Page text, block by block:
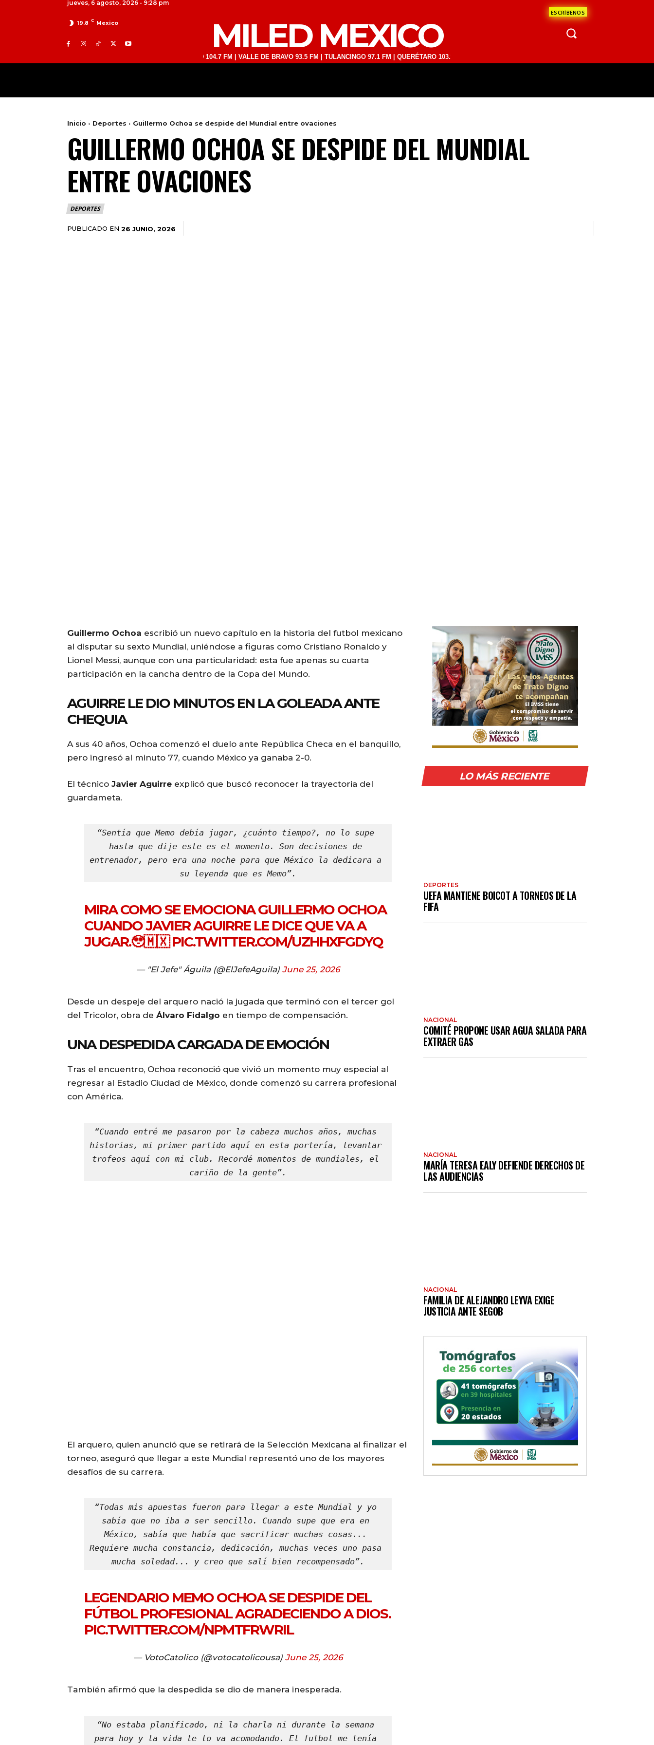
jueves, 6 agosto, 2026 - 9:28 pm
ESCRÍBENOS
19.8 C Mexico MILED MEXICO
TOLUCA 98.9 FM | ATLACOMULCO 104.7 FM | VALLE DE BRAVO 93.5 FM | TULANCINGO 97.1 FM | QUERÉTARO 103.1 FM | SAN JUAN DEL RÍO 93.1 FM | GUADALAJARA 1510 AM | LA PAZ
Inicio Deportes Guillermo Ochoa se despide del Mundial entre ovaciones
GUILLERMO OCHOA SE DESPIDE DEL MUNDIAL
ENTRE OVACIONES
DEPORTES
PUBLICADO EN 26 JUNIO, 2026
Guillermo Ochoa escribió un nuevo capítulo en la historia del futbol mexicano
al disputar su sexto Mundial, uniéndose a figuras como Cristiano Ronaldo y
Lionel Messi, aunque con una particularidad: esta fue apenas su cuarta
participación en la cancha dentro de la Copa del Mundo.
AGUIRRE LE DIO MINUTOS EN LA GOLEADA ANTE
CHEQUIA
A sus 40 años, Ochoa comenzó el duelo ante República Checa en el banquillo,
pero ingresó al minuto 77, cuando México ya ganaba 2-0.
El técnico Javier Aguirre explicó que buscó reconocer la trayectoria del
guardameta.
“Sentía que Memo debía jugar, ¿cuánto tiempo?, no lo supe
hasta que dije este es el momento. Son decisiones de
entrenador, pero era una noche para que México la dedicara a
su leyenda que es Memo”.
MIRA COMO SE EMOCIONA GUILLERMO OCHOA
CUANDO JAVIER AGUIRRE LE DICE QUE VA A
JUGAR.🥹🇲🇽PIC.TWITTER.COM/UZHHXFGDYQ
— "El Jefe" Águila (@ElJefeAguila) June 25, 2026
Desde un despeje del arquero nació la jugada que terminó con el tercer gol
del Tricolor, obra de Álvaro Fidalgo en tiempo de compensación.
UNA DESPEDIDA CARGADA DE EMOCIÓN
Tras el encuentro, Ochoa reconoció que vivió un momento muy especial al
regresar al Estadio Ciudad de México, donde comenzó su carrera profesional
con América.
“Cuando entré me pasaron por la cabeza muchos años, muchas
historias, mi primer partido aquí en esta portería, levantar
trofeos aquí con mi club. Recordé momentos de mundiales, el
cariño de la gente”.
El arquero, quien anunció que se retirará de la Selección Mexicana al finalizar el
torneo, aseguró que llegar a este Mundial representó uno de los mayores
desafíos de su carrera.
“Todas mis apuestas fueron para llegar a este Mundial y yo
sabía que no iba a ser sencillo. Cuando supe que era en
México, sabía que había que sacrificar muchas cosas...
Requiere mucha constancia, dedicación, muchas veces uno pasa
mucha soledad... y creo que salí bien recompensado”.
LEGENDARIO MEMO OCHOA SE DESPIDE DEL
FÚTBOL PROFESIONAL AGRADECIENDO A DIOS.
PIC.TWITTER.COM/NPMTFRWRIL
— VotoCatolico (@votocatolicousa) June 25, 2026
También afirmó que la despedida se dio de manera inesperada.
“No estaba planificado, ni la charla ni durante la semana
para hoy y la vida te lo va acomodando. El futbol me tenía
LO MÁS RECIENTE
DEPORTES
UEFA MANTIENE BOICOT A TORNEOS DE LA
FIFA
NACIONAL
COMITÉ PROPONE USAR AGUA SALADA PARA
EXTRAER GAS
NACIONAL
MARÍA TERESA EALY DEFIENDE DERECHOS DE
LAS AUDIENCIAS
NACIONAL
FAMILIA DE ALEJANDRO LEYVA EXIGE
JUSTICIA ANTE SEGOB